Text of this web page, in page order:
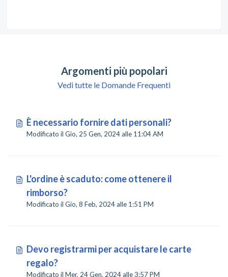
Argomenti più popolari
Vedi tutte le Domande Frequenti
È necessario fornire dati personali?
Modificato il Gio, 25 Gen, 2024 alle 11:04 AM
L'ordine è scaduto: come ottenere il
rimborso?
Modificato il Gio, 8 Feb, 2024 alle 1:51 PM
Devo registrarmi per acquistare le carte
regalo?
Modificato il Mer, 24 Gen, 2024 alle 3:57 PM